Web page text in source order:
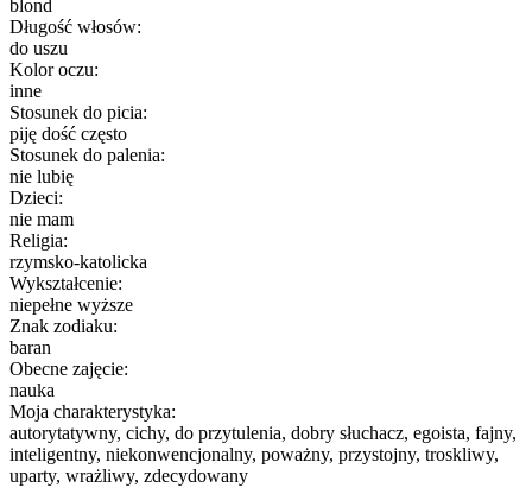
blond
Długość włosów:
do uszu
Kolor oczu:
inne
Stosunek do picia:
piję dość często
Stosunek do palenia:
nie lubię
Dzieci:
nie mam
Religia:
rzymsko-katolicka
Wykształcenie:
niepełne wyższe
Znak zodiaku:
baran
Obecne zajęcie:
nauka
Moja charakterystyka:
autorytatywny, cichy, do przytulenia, dobry słuchacz, egoista, fajny,
inteligentny, niekonwencjonalny, poważny, przystojny, troskliwy,
uparty, wrażliwy, zdecydowany